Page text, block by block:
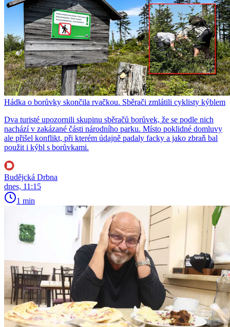
Hádka o borůvky skončila rvačkou. Sběrači zmlátili cyklisty kýblem
Dva turisté upozornili skupinu sběračů borůvek, že se podle nich
nachází v zakázané části národního parku. Místo poklidné domluvy
ale přišel konflikt, při kterém údajně padaly facky a jako zbraň bal
použit i kýbl s borůvkami.
Budějcká Drbna
dnes, 11:15
1 min